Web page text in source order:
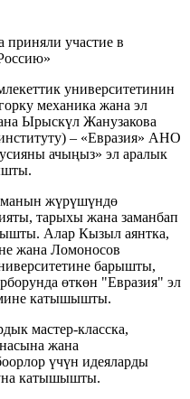
университетинин
механика жана эл
Ырыскүл Жанузакова
– «Евразия» АНО
ачыңыз» эл аралык
жүрүшүндө
тарыхы жана заманбап
Алар Кызыл аянтка,
жана Ломоносов
барышты,
өткөн "Евразия" эл
катышышты.
мастер-класска,
жана
үчүн идеяларды
катышышты.